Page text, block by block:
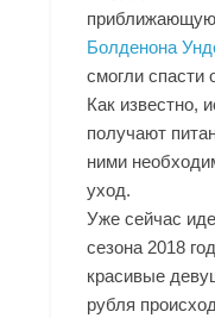
Болденона
смогли спасти
Как известно,
получают
ними
уход.
Уже сейчас
сезона 2018
красивые
рубля